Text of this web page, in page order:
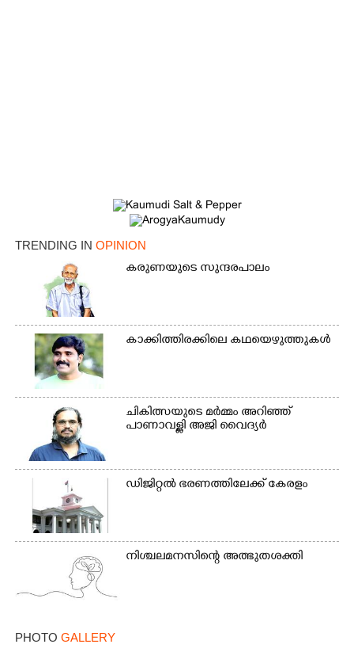
TRENDING IN OPINION
കരുണയുടെ സുന്ദരപാലം
കാക്കിത്തിരക്കിലെ കഥയെഴുത്തുകൾ
ചികിത്സയുടെ മർമ്മം അറിഞ്ഞ്
പാണാവള്ളി അജി വൈദ്യർ
ഡിജിറ്റൽ ഭരണത്തിലേക്ക് കേരളം
നിശ്ചലമനസിന്റെ അത്ഭുതശക്തി
PHOTO GALLERY